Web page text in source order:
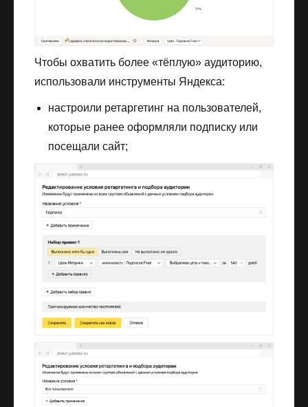
Чтобы охватить более «тёплую» аудиторию,
использовали инструменты Яндекса:
настроили ретаргетинг на пользователей,
которые ранее оформляли подписку или
посещали сайт;